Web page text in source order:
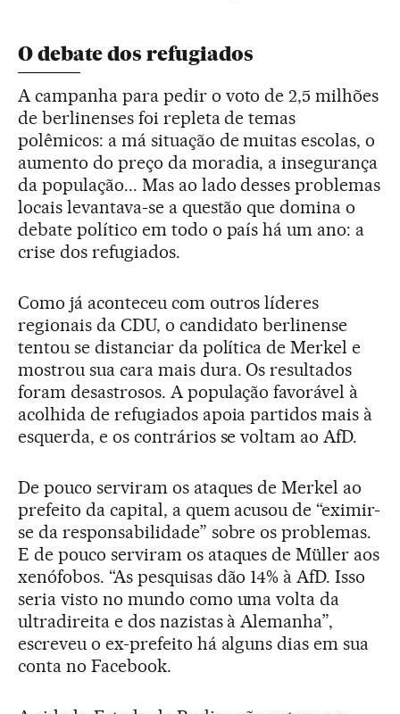
O debate dos refugiados
A campanha para pedir o voto de 2,5 milhões
de berlinenses foi repleta de temas
polêmicos: a má situação de muitas escolas, o
aumento do preço da moradia, a insegurança
da população... Mas ao lado desses problemas
locais levantava-se a questão que domina o
debate político em todo o país há um ano: a
crise dos refugiados.
Como já aconteceu com outros líderes
regionais da CDU, o candidato berlinense
tentou se distanciar da política de Merkel e
mostrou sua cara mais dura. Os resultados
foram desastrosos. A população favorável à
acolhida de refugiados apoia partidos mais à
esquerda, e os contrários se voltam ao AfD.
De pouco serviram os ataques de Merkel ao
prefeito da capital, a quem acusou de “eximir-
se da responsabilidade” sobre os problemas.
E de pouco serviram os ataques de Müller aos
xenófobos. “As pesquisas dão 14% à AfD. Isso
seria visto no mundo como uma volta da
ultradireita e dos nazistas à Alemanha”,
escreveu o ex-prefeito há alguns dias em sua
conta no Facebook.